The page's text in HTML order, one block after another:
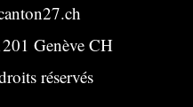
Genève CH
réservés